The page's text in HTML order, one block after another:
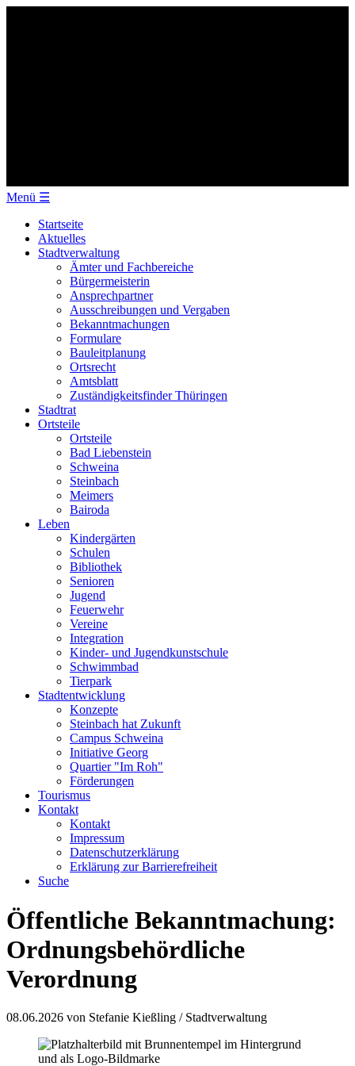
Menü ☰
Startseite
Aktuelles
Stadtverwaltung
Ämter und Fachbereiche
Bürgermeisterin
Ansprechpartner
Ausschreibungen und Vergaben
Bekanntmachungen
Formulare
Bauleitplanung
Ortsrecht
Amtsblatt
Zuständigkeitsfinder Thüringen
Stadtrat
Ortsteile
Ortsteile
Bad Liebenstein
Schweina
Steinbach
Meimers
Bairoda
Leben
Kindergärten
Schulen
Bibliothek
Senioren
Jugend
Feuerwehr
Vereine
Integration
Kinder- und Jugendkunstschule
Schwimmbad
Tierpark
Stadtentwicklung
Konzepte
Steinbach hat Zukunft
Campus Schweina
Initiative Georg
Quartier "Im Roh"
Förderungen
Tourismus
Kontakt
Kontakt
Impressum
Datenschutzerklärung
Erklärung zur Barrierefreiheit
Suche
Öffentliche Bekanntmachung:
Ordnungsbehördliche
Verordnung
08.06.2026 von Stefanie Kießling / Stadtverwaltung